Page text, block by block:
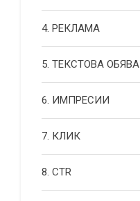
4. РЕКЛАМА
5. ТЕКСТОВА ОБЯВА
6. ИМПРЕСИИ
7. КЛИК
8. CTR